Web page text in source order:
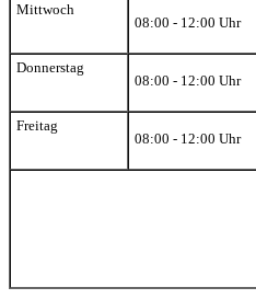
Mittwoch
08:00 - 12:00 Uhr
Donnerstag
08:00 - 12:00 Uhr
Freitag
08:00 - 12:00 Uhr